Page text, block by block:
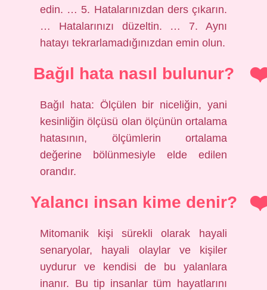
edin. … 5. Hatalarınızdan ders çıkarın.
… Hatalarınızı düzeltin. … 7. Aynı
hatayı tekrarlamadığınızdan emin olun.
Bağıl hata nasıl bulunur?
Bağıl hata: Ölçülen bir niceliğin, yani
kesinliğin ölçüsü olan ölçünün ortalama
hatasının, ölçümlerin ortalama
değerine bölünmesiyle elde edilen
orandır.
Yalancı insan kime denir?
Mitomanik kişi sürekli olarak hayali
senaryolar, hayali olaylar ve kişiler
uydurur ve kendisi de bu yalanlara
inanır. Bu tip insanlar tüm hayatlarını